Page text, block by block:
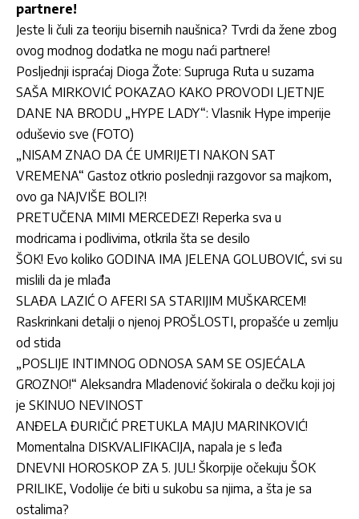
partnere!
Jeste li čuli za teoriju bisernih naušnica? Tvrdi da žene zbog
ovog modnog dodatka ne mogu naći partnere!
Posljednji ispraćaj Dioga Žote: Supruga Ruta u suzama
SAŠA MIRKOVIĆ POKAZAO KAKO PROVODI LJETNJE
DANE NA BRODU „HYPE LADY“: Vlasnik Hype imperije
oduševio sve (FOTO)
„NISAM ZNAO DA ĆE UMRIJETI NAKON SAT
VREMENA“ Gastoz otkrio poslednji razgovor sa majkom,
ovo ga NAJVIŠE BOLI?!
PRETUČENA MIMI MERCEDEZ! Reperka sva u
modricama i podlivima, otkrila šta se desilo
ŠOK! Evo koliko GODINA IMA JELENA GOLUBOVIĆ, svi su
mislili da je mlađa
SLAĐA LAZIĆ O AFERI SA STARIJIM MUŠKARCEM!
Raskrinkani detalji o njenoj PROŠLOSTI, propašće u zemlju
od stida
„POSLIJE INTIMNOG ODNOSA SAM SE OSJEĆALA
GROZNO!“ Aleksandra Mladenović šokirala o dečku koji joj
je SKINUO NEVINOST
ANĐELA ĐURIČIĆ PRETUKLA MAJU MARINKOVIĆ!
Momentalna DISKVALIFIKACIJA, napala je s leđa
DNEVNI HOROSKOP ZA 5. JUL! Škorpije očekuju ŠOK
PRILIKE, Vodolije će biti u sukobu sa njima, a šta je sa
ostalima?